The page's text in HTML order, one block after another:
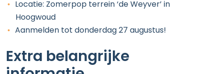
Locatie: Zomerpop terrein ‘de Weyver’ in
Hoogwoud
Aanmelden tot donderdag 27 augustus!
Extra belangrijke